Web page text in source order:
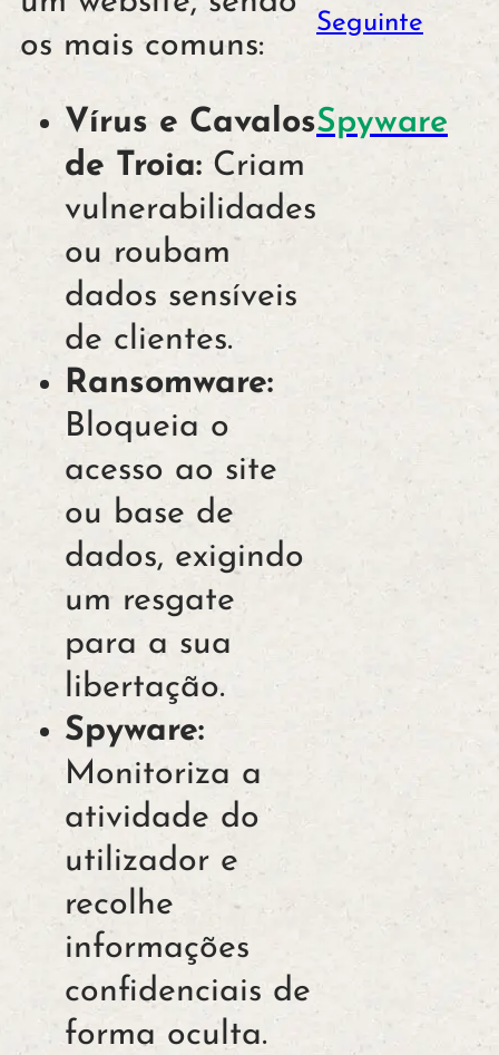
os mais comuns:
Vírus e Cavalos
de Troia: Criam
vulnerabilidades
ou roubam
dados sensíveis
de clientes.
Ransomware:
Bloqueia o
acesso ao site
ou base de
dados, exigindo
um resgate
para a sua
libertação.
Spyware:
Monitoriza a
atividade do
utilizador e
recolhe
informações
confidenciais de
forma oculta.
Seguinte
Spyware